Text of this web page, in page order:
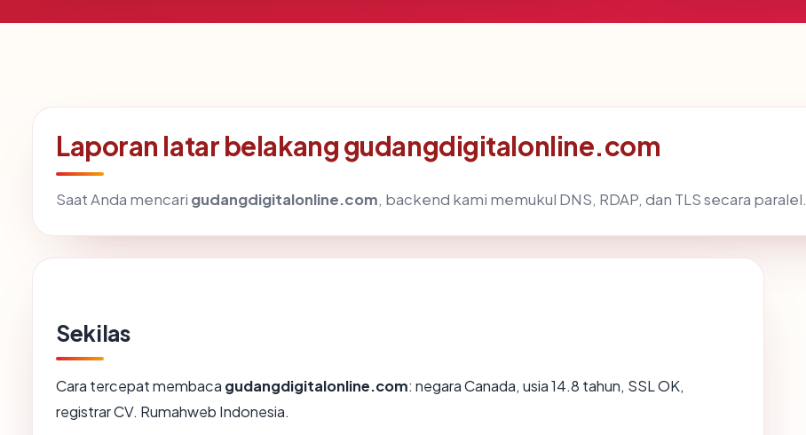
Laporan latar belakang gudangdigitalonline.com
Saat Anda mencari gudangdigitalonline.com, backend kami memukul DNS, RDAP, dan TLS secara paralel.
Sekilas
Cara tercepat membaca gudangdigitalonline.com: negara Canada, usia 14.8 tahun, SSL OK,
registrar CV. Rumahweb Indonesia.